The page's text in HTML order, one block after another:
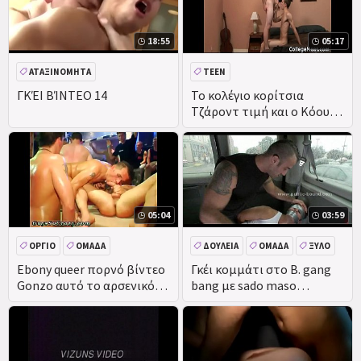
18:55
ΓΚΈΙ ΒΊΝΤΕΟ 14
ΑΤΑΞΙΝΌΜΗΤΑ
05:17
Το κολέγιο κορίτσια
Τζάροντ τιμή και ο Κόουλ
γκέι βίντεο
TEEN
05:04
Ebony queer πορνό βίντεο
Gonzo αυτό το αρσενικό
στρίπερ εσπερίδα είναι
ΌΡΓΙΟ ΟΜΆΔΑ
03:59
Γκέι κομμάτι στο Β. gang
bang με sado maso
δύσκολη εφήβους στη
δουλεία & πειθαρχία
βίντεο
ΔΟΥΛΕΊΑ ΟΜΆΔΑ
ΞΎΛΟ
BDSM